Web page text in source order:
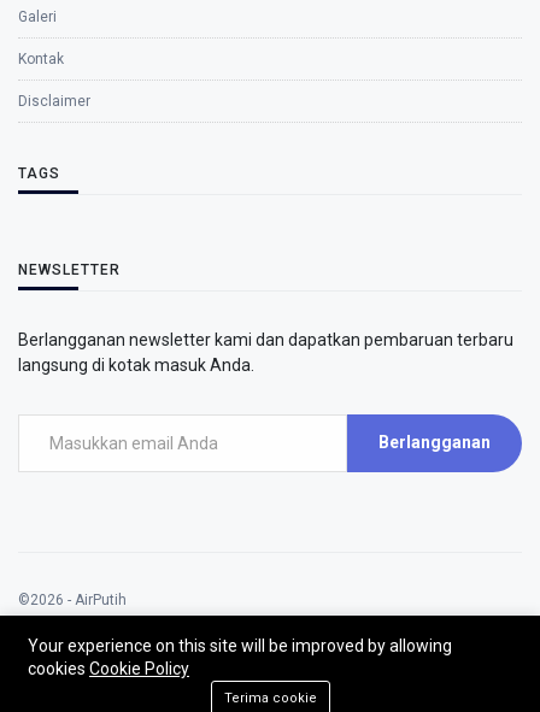
Galeri
Kontak
Disclaimer
TAGS
NEWSLETTER
Berlangganan newsletter kami dan dapatkan pembaruan terbaru
langsung di kotak masuk Anda.
Berlangganan
©2026 - AirPutih
AirPutih | All rights reserved.
Your experience on this site will be improved by allowing
cookies Cookie Policy
Terima cookie